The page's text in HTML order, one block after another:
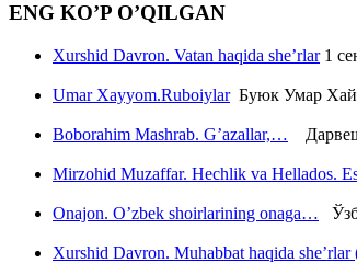
ENG KO’P O’QILGAN
Xurshid Davron. Vatan haqida she’rlar1
Umar Xayyom.RuboiylarБуюк Умар
Boborahim Mashrab. G’azallar,…
Mirzohid Muzaffar. Hechlik va Hellados.
Onajon. O’zbek shoirlarining onaga…
Xurshid Davron. Muhabbat haqida she’rlar